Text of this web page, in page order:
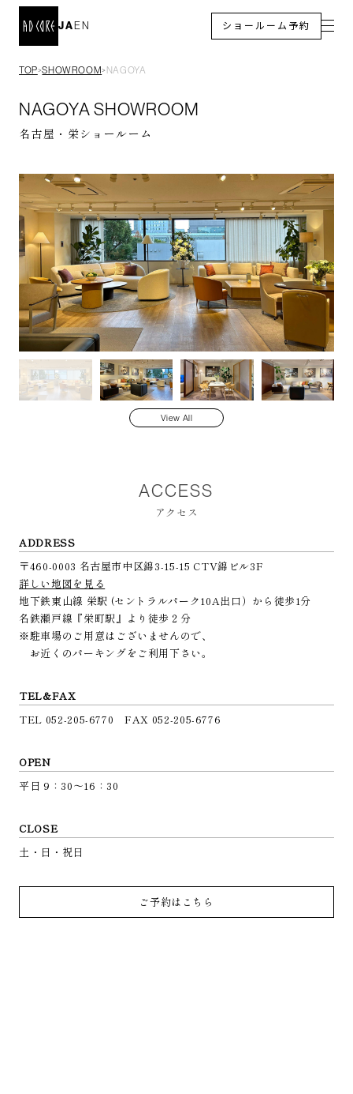
EN
JA ショールーム予約
TOP＞SHOWROOM＞ NAGOYA
NAGOYA SHOWROOM
名古屋・栄ショールーム
View All
ACCESS
アクセス
ADDRESS
〒460-0003 名古屋市中区錦3-15-15 CTV錦ビル3F
詳しい地図を見る
地下鉄東山線 栄駅 (セントラルパーク10A出口）から徒歩1分
名鉄瀬戸線『栄町駅』より徒歩２分
※駐車場のご用意はございませんので、
お近くのパーキングをご利用下さい。
TEL&FAX
TEL 052-205-6770 FAX 052-205-6776
OPEN
平日 9：30～16：30
CLOSE
土・日・祝日
ご予約はこちら